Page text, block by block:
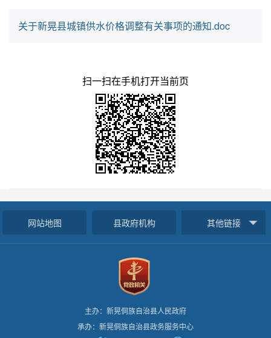
关于新晃县城镇供水价格调整有关事项的通知.doc
扫一扫在手机打开当前页
网站地图 县政府机构 其他链接
主办：新晃侗族自治县人民政府
承办：新晃侗族自治县政务服务中心